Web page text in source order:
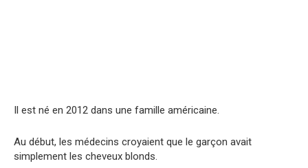
Il est né en 2012 dans une famille américaine.
Au début, les médecins croyaient que le garçon avait
simplement les cheveux blonds.